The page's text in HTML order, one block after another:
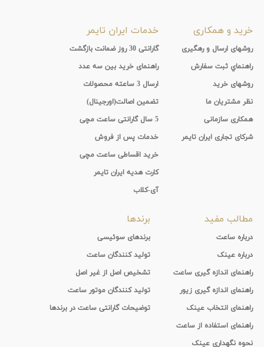
خرید و همکاری
روشهای ارسال و رهگیری
راهنماي ثبت سفارش
روشهای خرید
نظر مشتریان ما
همکاری سازمانی
شرکای تجاری ایران تایمر
خدمات ایران تایمر
گارانتی 30 روز ضمانت بازگشت
راهنمای خرید بین سه عدد
ارسال 3 ساعته محصولات
تضمین اصالت(اورجینال)
5 سال گارانتی ساعت مچی
خدمات پس از فروش
خرید اقساطی ساعت مچی
کارت هدیه ایران تایمر
آی-کلاب
مطالب مفید
درباره ساعت
درباره عینک
راهنمای اندازه گیری ساعت
راهنمای اندازه گیری زیور
راهنمای انتخاب عینک
راهنمای استفاده از ساعت
نحوه نگهداری عینک
برندها
برندهای سوئیسی
تولید کنندگان ساعت
تشخیص اصل از غیر اصل
تولید کنندگان موتور ساعت
توضیحات گارانتی ساعت در برندها